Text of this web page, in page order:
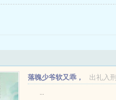
出礼入刑
落魄少爷软又乖，
...